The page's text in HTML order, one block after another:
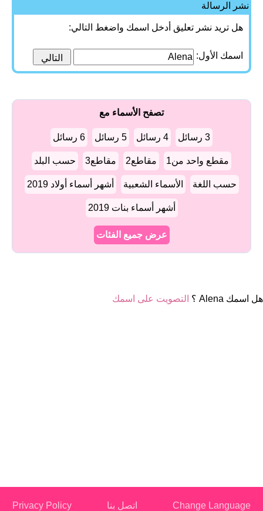
نشر الرسالة
هل تريد نشر تعليق أدخل اسمك واضغط التالي:
اسمك الأول:
تصفح الأسماء مع
3 رسائل 4 رسائل 5 رسائل 6 رسائل
مقطع واحد من1 مقاطع2 مقاطع3 حسب البلد
حسب اللغة الأسماء الشعبية أشهر أسماء أولاد 2019
أشهر أسماء بنات 2019
عرض جميع الفئات
هل اسمك Alena ؟ التصويت على اسمك
Change Language اتصل بنا Privacy Policy